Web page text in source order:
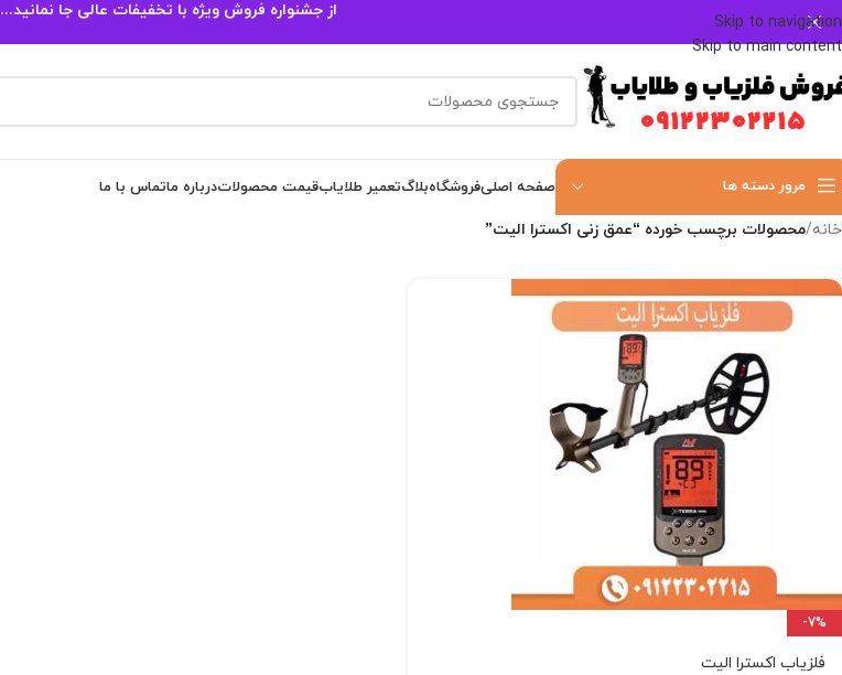
Skip to navigation
Skip to main content
از جشنواره فروش ویژه با تخفیفات عالی جا نمانید...
مرور دسته ها صفحه اصلیفروشگاهبلاگتعمیر طلایابقیمت محصولاتدرباره ماتماس با ما
خانه/محصولات برچسب خورده “عمق زنی اکسترا الیت”
-7%
فلزیاب اکسترا الیت